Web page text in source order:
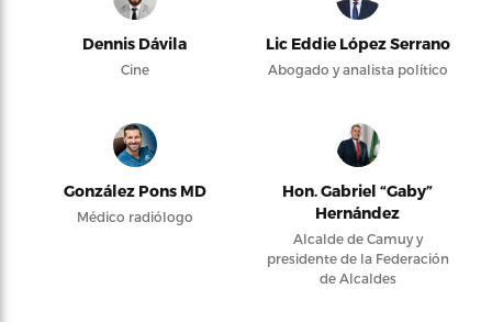
Dennis Dávila
Cine
Lic Eddie López Serrano
Abogado y analista político
González Pons MD
Médico radiólogo
Hon. Gabriel “Gaby”
Hernández
Alcalde de Camuy y
presidente de la Federación
de Alcaldes